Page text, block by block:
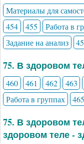
Материалы для
454
455 Работа в
Задание на анализ
75. В здоровом
460 461 462 463
Работа в группах
465
75. В здоровом
здоровом теле -